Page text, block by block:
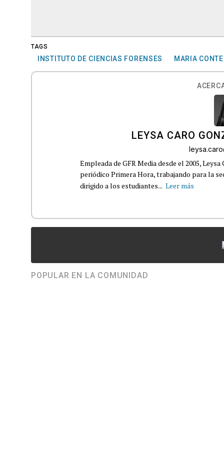
TAGS
INSTITUTO DE CIENCIAS FORENSES MARIA CONTE
LEYSA CARO
Empleada de GFR Media desde el 2005,
periódico Primera Hora, trabajando para la
dirigido a los estudiantes... Leer más
POPULAR EN LA COMUNIDAD